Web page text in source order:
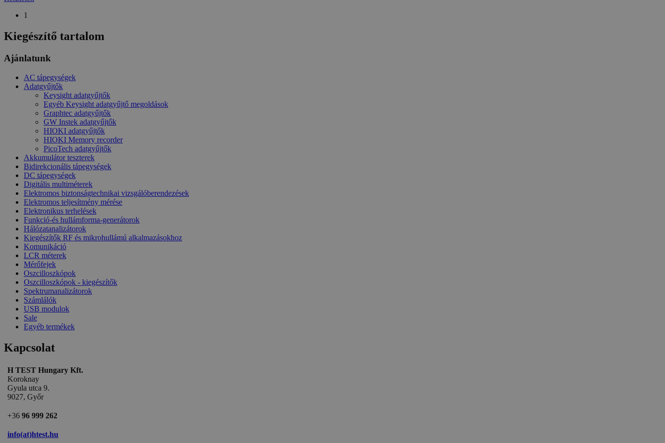
1
Kiegészítő tartalom
Ajánlatunk
AC tápegységek
Adatgyűjtők
Keysight adatgyűjtők
Egyéb Keysight adatgyűjtő megoldások
Graphtec adatgyűjtők
GW Instek adatgyűjtők
HIOKI adatgyűjtők
HIOKI Memory recorder
PicoTech adatgyűjtők
Akkumulátor teszterek
Bidirekcionális tápegységek
DC tápegységek
Digitális multiméterek
Elektromos biztonságtechnikai vizsgálóberendezések
Elektromos teljesítmény mérése
Elektronikus terhelések
Funkció-és hullámforma-generátorok
Hálózatanalizátorok
Kiegészítők RF és mikrohullámú alkalmazásokhoz
Komunikáció
LCR méterek
Mérőfejek
Oszcilloszkópok
Oszcilloszkópok - kiegészítők
Spektrumanalizátorok
Számlálók
USB modulok
Sale
Egyéb termékek
Kapcsolat
H TEST Hungary Kft.
Koroknay
Gyula utca 9.
9027, Győr
+36 96 999 262
info(at)htest.hu